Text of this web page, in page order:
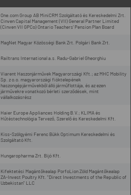
One.com Group AB MiniCRM Szolgáltató és Kereskedelmi Zrt.
Cinven Capital Management (VII) General Partner Limited
(Cinven VII GPCo) Ontario Teachers' Pension Plan Board
MagNet Magyar Közösségi Bank Zrt. Polgári Bank Zrt.
Railtrans International a.s. Radu-Gabriel Gheorghiu
Viarent Haszonjárművek Magyarországi Kft.; az MHC Mobility
Sp. z o.o. magyarországi fióktelepének
haszongépjárművekből álló járműflottája, és az ezen
járművekre vonatkozó bérleti szerződések, mint
vállalkozásrész
Haier Europe Appliances Holding B.V.; KLIMA és
Hűtéstechnológia Tervező, Szerelő és Kereskedelmi Kft.
Kiss-Szölgyémi Ferenc Bükk Optimum Kereskedelmi és
Szolgáltató Kft.
Hungaropharma Zrt. Bijó Kft.
Kifektetési Magántőkealap PorfoLion Zöld Magántőkealap
ZA-Invest Poultry Kft. "Direct Investments of the Republic of
Uzbekistan" LLC